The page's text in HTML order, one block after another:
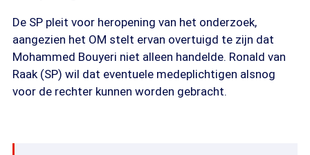
De SP pleit voor heropening van het onderzoek,
aangezien het OM stelt ervan overtuigd te zijn dat
Mohammed Bouyeri niet alleen handelde. Ronald van
Raak (SP) wil dat eventuele medeplichtigen alsnog
voor de rechter kunnen worden gebracht.